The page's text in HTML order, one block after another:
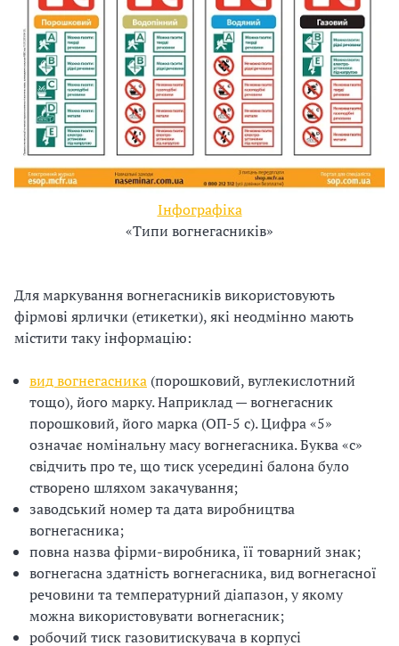
Інфографіка
«Типи вогнегасників»
Для маркування вогнегасників використовують
фірмові ярлички (етикетки), які неодмінно мають
містити таку інформацію:
вид вогнегасника (порошковий, вуглекислотний
тощо), його марку. Наприклад — вогнегасник
порошковий, його марка (ОП-5 с). Цифра «5»
означає номінальну масу вогнегасника. Буква «с»
свідчить про те, що тиск усередині балона було
створено шляхом закачування;
заводський номер та дата виробництва
вогнегасника;
повна назва фірми-виробника, її товарний знак;
вогнегасна здатність вогнегасника, вид вогнегасної
речовини та температурний діапазон, у якому
можна використовувати вогнегасник;
робочий тиск газовитискувача в корпусі
й
н
о
р
г
а